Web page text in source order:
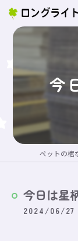
今
ペットの棺
今日は星
2024/06/27